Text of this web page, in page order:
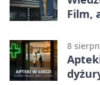
Film,
8